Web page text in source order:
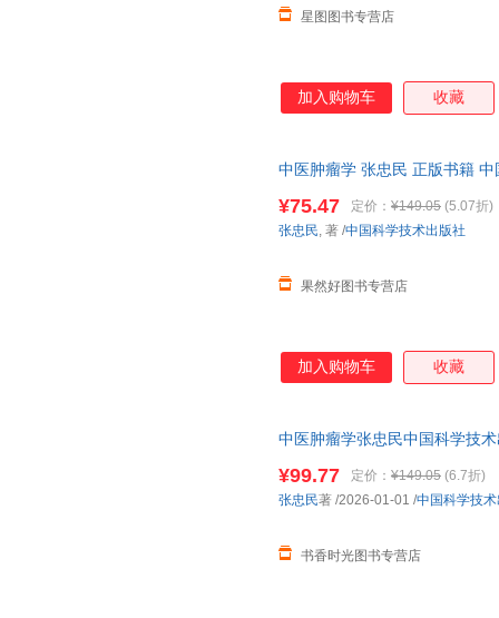
星图图书专营店
加入购物车 收藏
中医肿瘤学 张忠民 正版书籍
¥75.47 定价： ¥149.05 (5.07折)
果然好图书专营店
张忠民, 著 /中国科学技术出版社
加入购物车 收藏
中医肿瘤学张忠民中国科学技术
¥99.77 定价： ¥149.05 (6.7折)
书香时光图书专营店
张忠民著 /2026-01-01 /中国科学技